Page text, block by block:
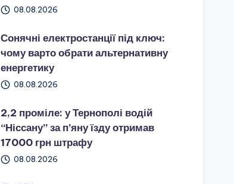
08.08.2026
Сонячні електростанції під ключ:
чому варто обрати альтернативну
енергетику
08.08.2026
2,2 проміле: у Тернополі водій
“Ніссану” за п’яну їзду отримав
17000 грн штрафу
08.08.2026